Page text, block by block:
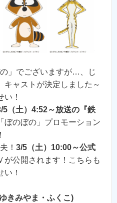
」でございますが…、じ
キャストが決定しました～
い！
5（土）4:52～放送の『鉄
ぼのぼの」プロモーション
！ 3/5（土）10:00～公式
が公開されます！こちらも
い！
きみやま・ふくこ)